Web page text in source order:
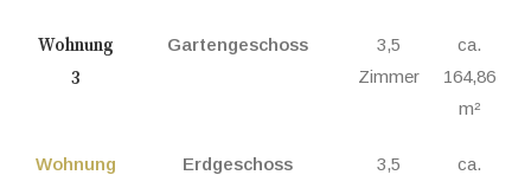
Wohnung
3
Gartengeschoss
3,5
Zimmer
ca.
164,86
m²
Wohnung
Erdgeschoss
3,5
ca.